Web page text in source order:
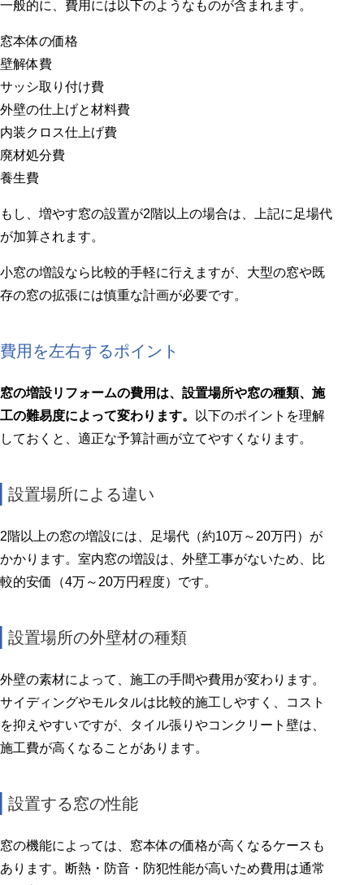
一般的に、費用には以下のようなものが含まれます。
窓本体の価格
壁解体費
サッシ取り付け費
外壁の仕上げと材料費
内装クロス仕上げ費
廃材処分費
養生費
もし、増やす窓の設置が2階以上の場合は、上記に足場代
が加算されます。
小窓の増設なら比較的手軽に行えますが、大型の窓や既
存の窓の拡張には慎重な計画が必要です。
費用を左右するポイント
窓の増設リフォームの費用は、設置場所や窓の種類、施
工の難易度によって変わります。
以下のポイントを理解
しておくと、適正な予算計画が立てやすくなります。
設置場所による違い
2階以上の窓の増設には、足場代（約10万～20万円）が
かかります。室内窓の増設は、外壁工事がないため、比
較的安価（4万～20万円程度）です。
設置場所の外壁材の種類
外壁の素材によって、施工の手間や費用が変わります。
サイディングやモルタルは比較的施工しやすく、コスト
を抑えやすいですが、タイル張りやコンクリート壁は、
施工費が高くなることがあります。
設置する窓の性能
窓の機能によっては、窓本体の価格が高くなるケースも
あります。断熱・防音・防犯性能が高いため費用は通常